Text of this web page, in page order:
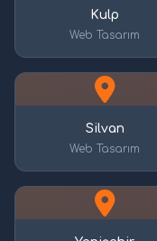
Kulp
Web Tasarım
Silvan
Web Tasarım